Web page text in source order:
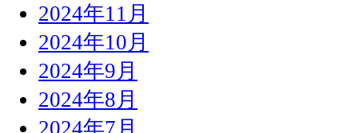
2024年11月
2024年10月
2024年9月
2024年8月
2024年7月